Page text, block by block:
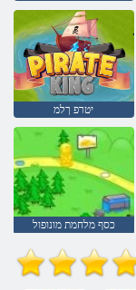
יטרפ ךלמ
כסף מלחמת מונופול